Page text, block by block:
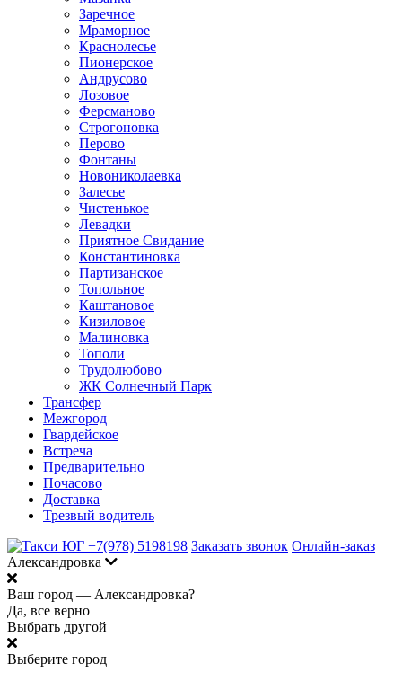
Заречное
Мраморное
Краснолесье
Пионерское
Андрусово
Лозовое
Ферсманово
Строгоновка
Перово
Фонтаны
Новониколаевка
Залесье
Чистенькое
Левадки
Приятное Свидание
Константиновка
Партизанское
Топольное
Каштановое
Кизиловое
Малиновка
Тополи
Трудолюбово
ЖК Солнечный Парк
Трансфер
Межгород
Гвардейское
Встреча
Предварительно
Почасово
Доставка
Трезвый водитель
+7(978) 5198198 Заказать звонок Онлайн-заказ
Александровка
Ваш город — Александровка?
Да, все верно
Выбрать другой
Выберите город